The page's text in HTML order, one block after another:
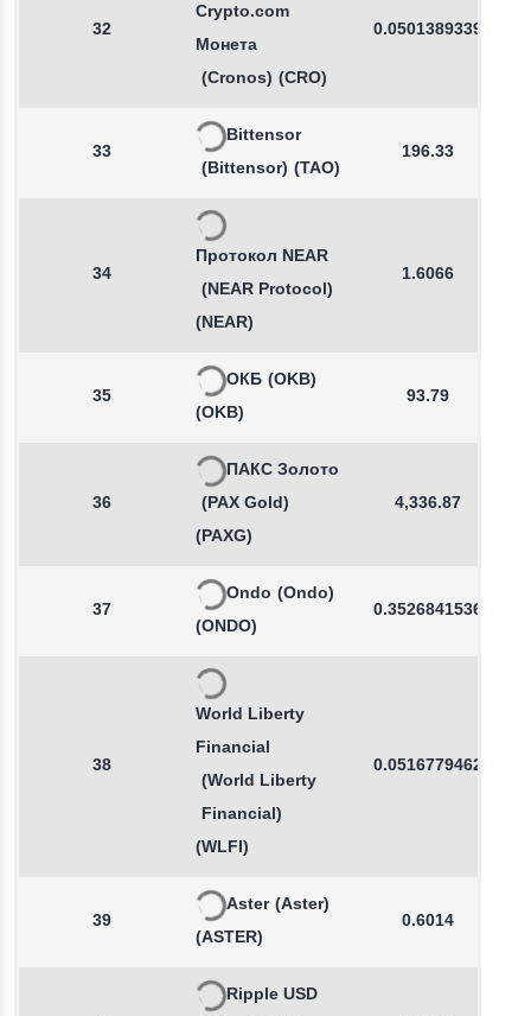
32
Crypto.com
Монета
(Cronos) (CRO)
0.0501389339
33
Bittensor
(Bittensor) (TAO)
196.33
34
Протокол NEAR
(NEAR Protocol)
(NEAR)
1.6066
35
ОКБ (OKB)
(OKB)
93.79
36
ПАКС Золото
(PAX Gold)
(PAXG)
4,336.87
37
Ondo (Ondo)
(ONDO)
0.3526841536
38
World Liberty
Financial
(World Liberty
Financial)
(WLFI)
0.0516779462
39
Aster (Aster)
(ASTER)
0.6014
Ripple USD